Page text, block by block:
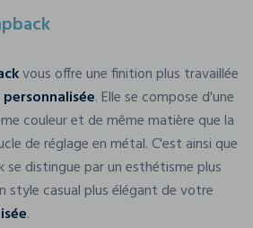
vous offre une finition plus travaillée
. Elle se compose d'une
couleur et de même matière que la
de réglage en métal. C'est ainsi que
distingue par un esthétisme plus
style casual plus élégant de votre
.